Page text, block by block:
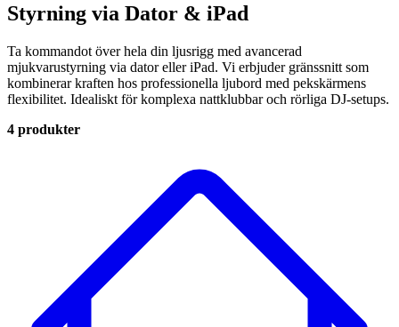
Styrning via Dator & iPad
Ta kommandot över hela din ljusrigg med avancerad
mjukvarustyrning via dator eller iPad. Vi erbjuder gränssnitt som
kombinerar kraften hos professionella ljubord med pekskärmens
flexibilitet. Idealiskt för komplexa nattklubbar och rörliga DJ-setups.
4 produkter